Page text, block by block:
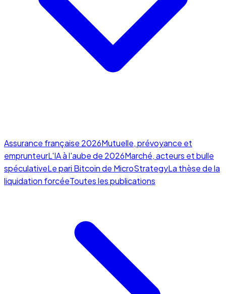
Assurance française 2026Mutuelle, prévoyance et
emprunteurL'IA à l'aube de 2026Marché, acteurs et bulle
spéculativeLe pari Bitcoin de MicroStrategyLa thèse de la
liquidation forcéeToutes les publications